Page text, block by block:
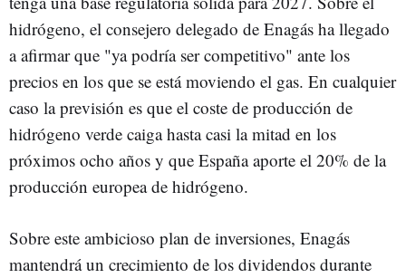
hidrógeno, el consejero delegado de Enagás ha llegado
a afirmar que "ya podría ser competitivo" ante los
precios en los que se está moviendo el gas. En cualquier
caso la previsión es que el coste de producción de
hidrógeno verde caiga hasta casi la mitad en los
próximos ocho años y que España aporte el 20% de la
producción europea de hidrógeno.
Sobre este ambicioso plan de inversiones, Enagás
mantendrá un crecimiento de los dividendos durante